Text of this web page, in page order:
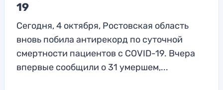
19
Сегодня, 4 октября, Ростовская область
вновь побила антирекорд по суточной
смертности пациентов с COVID-19. Вчера
впервые сообщили о 31 умершем,...